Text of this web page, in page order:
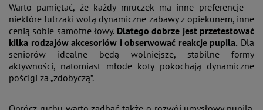
Warto pamiętać, że każdy mruczek ma inne preferencje –
niektóre futrzaki wolą dynamiczne zabawy z opiekunem, inne
cenią sobie samotne łowy. Dlatego dobrze jest przetestować
kilka rodzajów akcesoriów i obserwować reakcje pupila. Dla
seniorów idealne będą wolniejsze, stabilne formy
aktywności, natomiast młode koty pokochają dynamiczne
pościgi za „zdobyczą”.